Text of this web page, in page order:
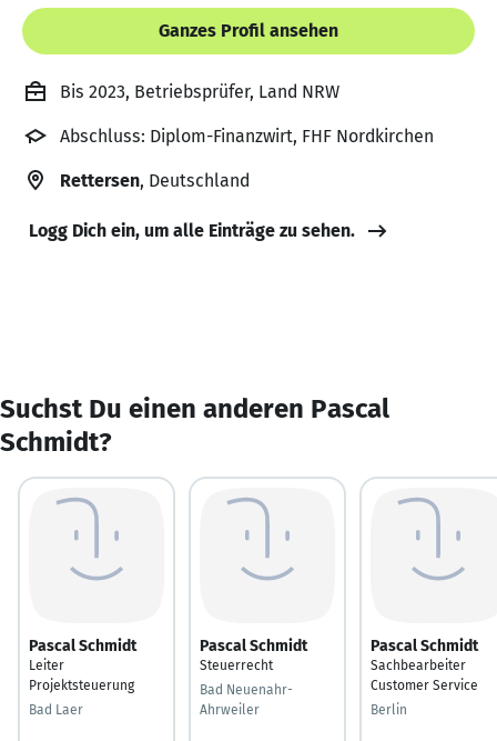
Ganzes Profil ansehen
Bis 2023, Betriebsprüfer, Land NRW
Abschluss: Diplom-Finanzwirt, FHF Nordkirchen
Rettersen, Deutschland
Logg Dich ein, um alle Einträge zu sehen.
Suchst Du einen anderen Pascal
Schmidt?
Pascal Schmidt
Leiter
Projektsteuerung
Bad Laer
Pascal Schmidt
Steuerrecht
Bad Neuenahr-
Ahrweiler
Pascal Schmidt
Sachbearbeiter
Customer Service
Berlin